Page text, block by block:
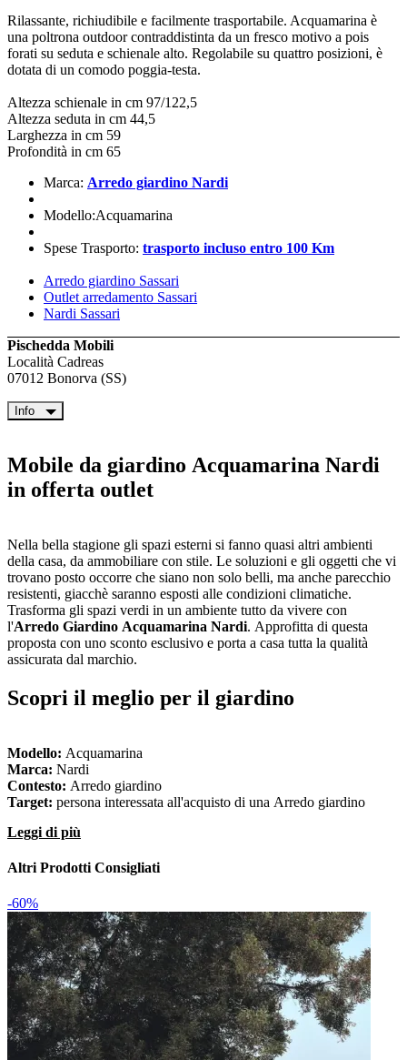
Rilassante, richiudibile e facilmente trasportabile. Acquamarina è
una poltrona outdoor contraddistinta da un fresco motivo a pois
forati su seduta e schienale alto. Regolabile su quattro posizioni, è
dotata di un comodo poggia-testa.
Altezza schienale in cm 97/122,5
Altezza seduta in cm 44,5
Larghezza in cm 59
Profondità in cm 65
Marca: Arredo giardino Nardi
Modello:Acquamarina
Spese Trasporto: trasporto incluso entro 100 Km
Arredo giardino Sassari
Outlet arredamento Sassari
Nardi Sassari
Pischedda Mobili
Località Cadreas
07012 Bonorva (SS)
Info
Mobile da giardino Acquamarina Nardi
in offerta outlet
Nella bella stagione gli spazi esterni si fanno quasi altri ambienti
della casa, da ammobiliare con stile. Le soluzioni e gli oggetti che vi
trovano posto occorre che siano non solo belli, ma anche parecchio
resistenti, giacchè saranno esposti alle condizioni climatiche.
Trasforma gli spazi verdi in un ambiente tutto da vivere con
l'Arredo Giardino Acquamarina Nardi. Approfitta di questa
proposta con uno sconto esclusivo e porta a casa tutta la qualità
assicurata dal marchio.
Scopri il meglio per il giardino
Modello: Acquamarina
Marca: Nardi
Contesto: Arredo giardino
Target: persona interessata all'acquisto di una Arredo giardino
Leggi di più
Altri Prodotti Consigliati
-60%